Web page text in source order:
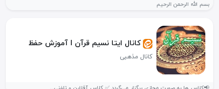
بسم الله الرحمن الرحیم
کانال ایتا نسیم قرآن l آموزش حفظ
کانال مذهبی